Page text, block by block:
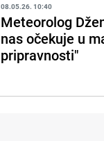
08.05.26. 10:40
Meteorolog
nas očekuje u
pripravnosti"